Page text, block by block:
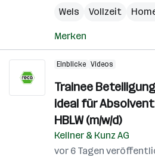
Wels
Vollzeit
Merken
Einblicke Videos
Trainee
ideal für
HBLW (m/w/d)
Kellner & Kunz AG
vor 6 Tagen